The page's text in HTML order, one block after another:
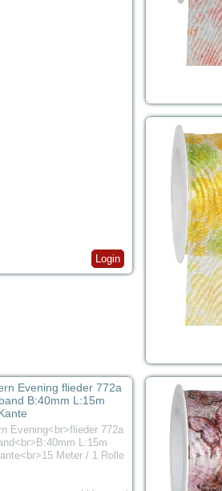
Login
Evening flieder 772a
B:40mm L:15m
Evening<br>flieder 772a
L:15m
Meter / 1 Rolle